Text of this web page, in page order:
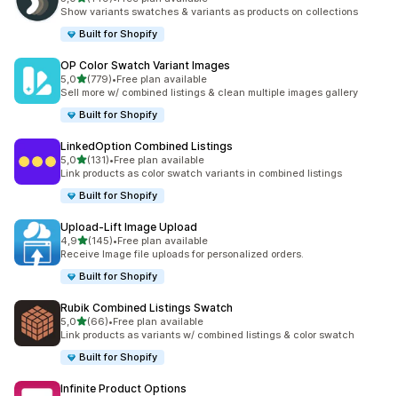
Totalt 149 omtaler
Show variants swatches & variants as products on collections
Built for Shopify
OP Color Swatch Variant Images
5,0av 5 stjerner
(779)
Totalt 779 omtaler
•Free plan available
Sell more w/ combined listings & clean multiple images gallery
Built for Shopify
LinkedOption Combined Listings
5,0av 5 stjerner
(131)
Totalt 131 omtaler
•Free plan available
Link products as color swatch variants in combined listings
Built for Shopify
Upload‑Lift Image Upload
4,9av 5 stjerner
(145)
Totalt 145 omtaler
•Free plan available
Receive Image file uploads for personalized orders.
Built for Shopify
Rubik Combined Listings Swatch
5,0av 5 stjerner
(66)
Totalt 66 omtaler
•Free plan available
Link products as variants w/ combined listings & color swatch
Built for Shopify
Infinite Product Options